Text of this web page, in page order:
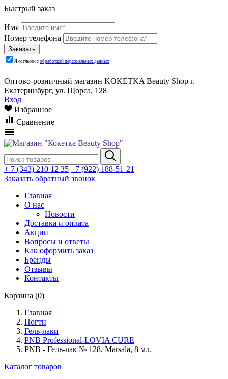
Быстрый заказ
Имя
Номер телефона
Я согласен с обработкой персональных данных
Оптово-розничный магазин KOKETKA Beauty Shop г.
Екатеринбург, ул. Щорса, 128
Вход
Избранное
Сравнение
+ 7 (343) 210 12 35 +7 (922) 188-51-21
Заказать обратный звонок
Главная
О нас
Новости
Доставка и оплата
Акции
Вопросы и ответы
Как оформить заказ
Бренды
Отзывы
Контакты
Корзина (0)
Главная
Ногти
Гель-лаки
PNB Professional-LOVIA CURE
PNB - Гель-лак № 128, Marsala, 8 мл.
Каталог товаров